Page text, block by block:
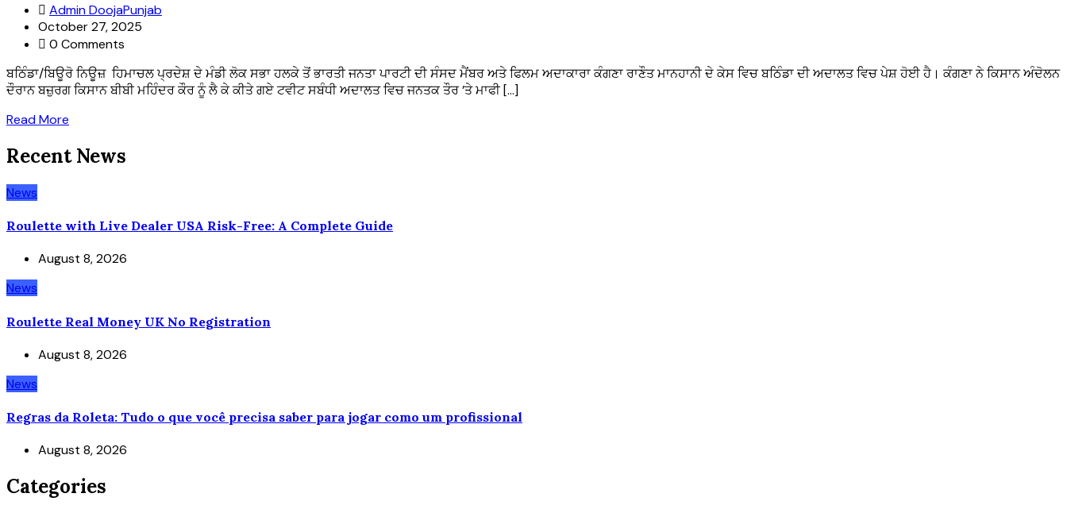
Admin DoojaPunjab
October 27, 2025
0 Comments
ਬਠਿੰਡਾ/ਬਿਊਰੋ ਨਿਊਜ਼ ਹਿਮਾਚਲ ਪ੍ਰਦੇਸ਼ ਦੇ ਮੰਡੀ ਲੋਕ ਸਭਾ ਹਲਕੇ ਤੋਂ ਭਾਰਤੀ ਜਨਤਾ ਪਾਰਟੀ ਦੀ ਸੰਸਦ ਮੈਂਬਰ ਅਤੇ ਫਿਲਮ ਅਦਾਕਾਰਾ ਕੰਗਣਾ ਰਾਣੌਤ ਮਾਨਹਾਨੀ ਦੇ ਕੇਸ ਵਿਚ ਬਠਿੰਡਾ ਦੀ ਅਦਾਲਤ ਵਿਚ ਪੇਸ਼ ਹੋਈ ਹੈ। ਕੰਗਣਾ ਨੇ ਕਿਸਾਨ ਅੰਦੋਲਨ
ਦੌਰਾਨ ਬਜ਼ੁਰਗ ਕਿਸਾਨ ਬੀਬੀ ਮਹਿੰਦਰ ਕੌਰ ਨੂੰ ਲੈ ਕੇ ਕੀਤੇ ਗਏ ਟਵੀਟ ਸਬੰਧੀ ਅਦਾਲਤ ਵਿਚ ਜਨਤਕ ਤੌਰ ’ਤੇ ਮਾਫੀ […]
Read More
Recent News
News
Roulette with Live Dealer USA Risk-Free: A Complete Guide
August 8, 2026
News
Roulette Real Money UK No Registration
August 8, 2026
News
Regras da Roleta: Tudo o que você precisa saber para jogar como um profissional
August 8, 2026
Categories